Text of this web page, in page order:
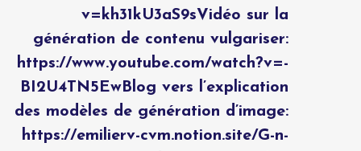
v=kh31kU3aS9sVidéo sur la
génération de contenu vulgariser:
https://www.youtube.com/watch?v=-
BI2U4TN5EwBlog vers l’explication
des modèles de génération d’image:
https://emilierv-cvm.notion.site/G-n-